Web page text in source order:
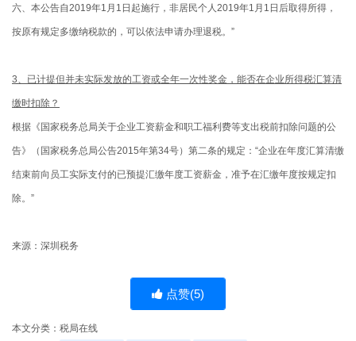
六、本公告自2019年1月1日起施行，非居民个人2019年1月1日后取得所得，
按原有规定多缴纳税款的，可以依法申请办理退税。”
3、已计提但并未实际发放的工资或全年一次性奖金，能否在企业所得税汇算清
缴时扣除？
根据《国家税务总局关于企业工资薪金和职工福利费等支出税前扣除问题的公
告》（国家税务总局公告2015年第34号）第二条的规定：“企业在年度汇算清缴
结束前向员工实际支付的已预提汇缴年度工资薪金，准予在汇缴年度按规定扣
除。”
来源：深圳税务
点赞(5)
本文分类： 税局在线